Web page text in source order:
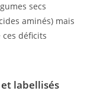
secs
aminés) mais
déficits
labellisés